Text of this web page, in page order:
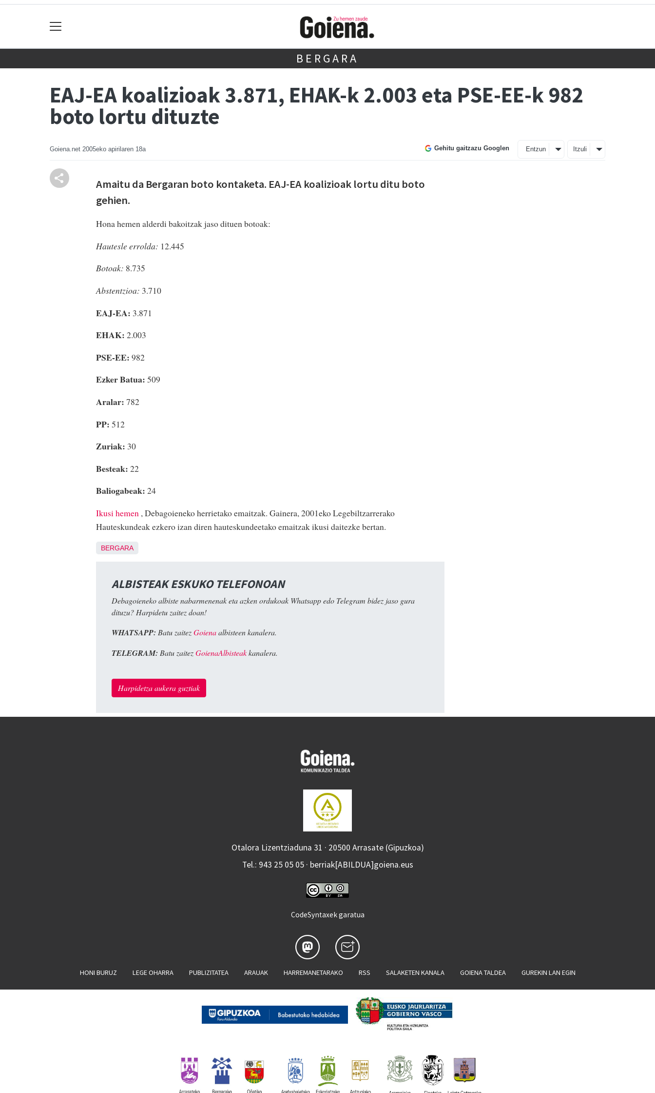
BERGARA
EAJ-EA koalizioak 3.871, EHAK-k 2.003 eta PSE-EE-k 982
boto lortu dituzte
Goiena.net 2005eko apirilaren 18a Gehitu gaitzazu Googlen Entzun Itzuli
Amaitu da Bergaran boto kontaketa. EAJ-EA koalizioak lortu ditu boto
gehien.
Hona hemen alderdi bakoitzak jaso dituen botoak:
Hautesle errolda: 12.445
Botoak: 8.735
Abstentzioa: 3.710
EAJ-EA: 3.871
EHAK: 2.003
PSE-EE: 982
Ezker Batua: 509
Aralar: 782
PP: 512
Zuriak: 30
Besteak: 22
Baliogabeak: 24
Ikusi hemen , Debagoieneko herrietako emaitzak. Gainera, 2001eko Legebiltzarrerako
Hauteskundeak ezkero izan diren hauteskundeetako emaitzak ikusi daitezke bertan.
BERGARA
ALBISTEAK ESKUKO TELEFONOAN
Debagoieneko albiste nabarmenenak eta azken ordukoak Whatsapp edo Telegram bidez jaso gura
dituzu? Harpidetu zaitez doan!
WHATSAPP: Batu zaitezGoienaalbisteen kanalera.
TELEGRAM: Batu zaitezGoienaAlbisteakkanalera.
Harpidetza aukera guztiak
Otalora Lizentziaduna 31 · 20500 Arrasate (Gipuzkoa)
Tel.: 943 25 05 05 · berriak[ABILDUA]goiena.eus
CodeSyntaxek garatua
HONI BURUZ LEGE OHARRA PUBLIZITATEA ARAUAK HARREMANETARAKO RSS SALAKETEN KANALA GOIENA TALDEA GUREKIN LAN EGIN